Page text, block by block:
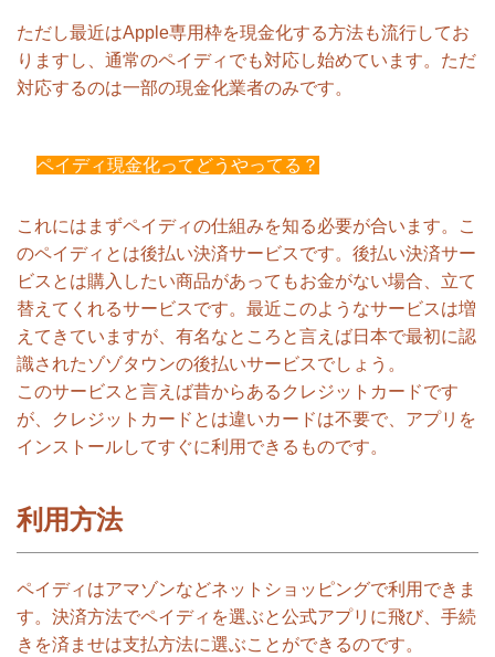
ただし最近はApple専用枠を現金化する方法も流行してお
りますし、通常のペイディでも対応し始めています。ただ
対応するのは一部の現金化業者のみです。
ペイディ現金化ってどうやってる？
これにはまずペイディの仕組みを知る必要が合います。こ
のペイディとは後払い決済サービスです。後払い決済サー
ビスとは購入したい商品があってもお金がない場合、立て
替えてくれるサービスです。最近このようなサービスは増
えてきていますが、有名なところと言えば日本で最初に認
識されたゾゾタウンの後払いサービスでしょう。
このサービスと言えば昔からあるクレジットカードです
が、クレジットカードとは違いカードは不要で、アプリを
インストールしてすぐに利用できるものです。
利用方法
ペイディはアマゾンなどネットショッピングで利用できま
す。決済方法でペイディを選ぶと公式アプリに飛び、手続
きを済ませは支払方法に選ぶことができるのです。